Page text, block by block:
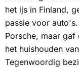
het ijs in Finland,
passie voor
Porsche, maar
het huishouden
Tegenwoordig